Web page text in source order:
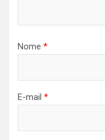
Nome *
E-mail *